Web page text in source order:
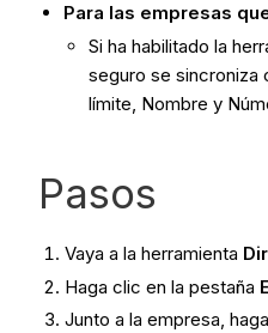
Para las empresas
Si ha habilitado la
seguro se sincroniza
límite, Nombre y
Pasos
Vaya a la herramienta
Haga clic en la pestaña
Junto a la empresa,